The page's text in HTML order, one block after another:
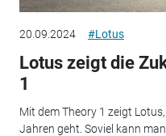
20.09.2024 #Lotus
Lotus zeigt die
1
Mit dem Theory 1 zeigt
Jahren geht. Soviel kann